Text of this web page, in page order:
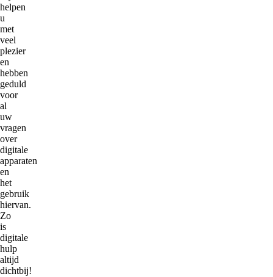
helpen
u
met
veel
plezier
en
hebben
geduld
voor
al
uw
vragen
over
digitale
apparaten
en
het
gebruik
hiervan.
Zo
is
digitale
hulp
altijd
dichtbij!